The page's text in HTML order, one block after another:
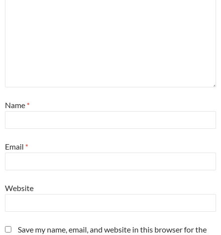
Name *
Email *
Website
Save my name, email, and website in this browser for the